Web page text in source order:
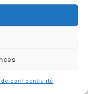
confidentialité